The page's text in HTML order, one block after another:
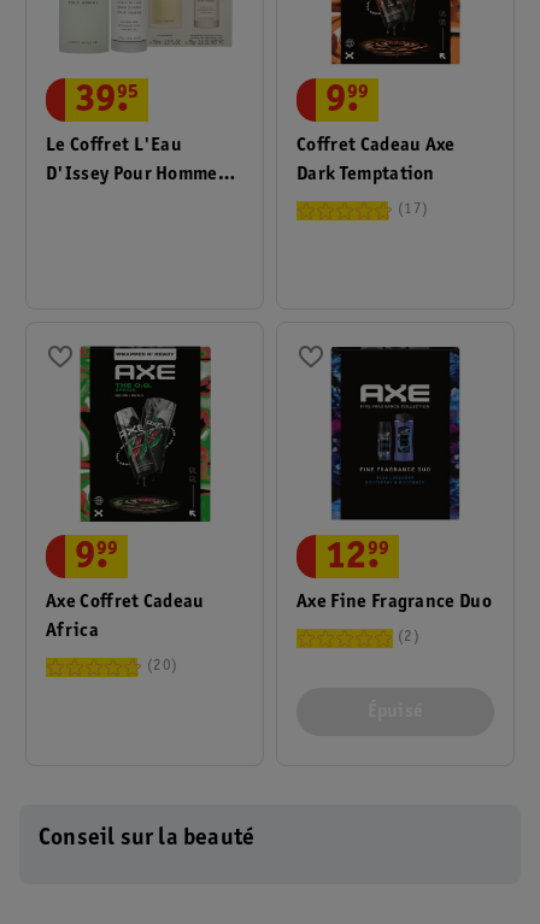
Le Coffret L'Eau
D'Issey Pour Homme
Homme Qui Veut Faire
Impression !
39.
95
Coffret Cadeau Axe
Dark Temptation
9.
99
17
Axe Coffret Cadeau
Africa
9.
99
20
Axe Fine Fragrance Duo
12.
99
2
Conseil sur la beauté